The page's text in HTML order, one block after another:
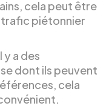
cela peut être
piétonnier
y a des
dont ils peuvent
cela